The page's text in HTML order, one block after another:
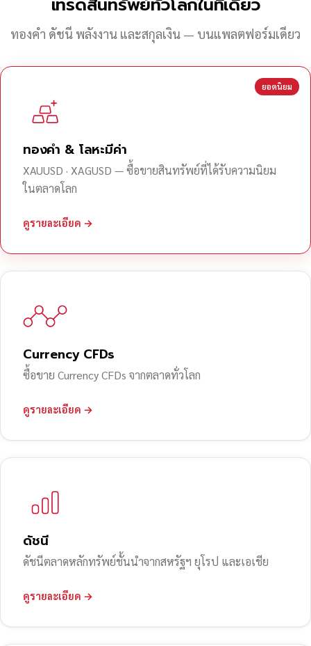
ทองคำ ดัชนี พลังงาน และสกุลเงิน — บนแพลตฟอร์มเดียว
ยอดนิยม
ทองคำ & โลหะมีค่า
XAUUSD · XAGUSD — ซื้อขายสินทรัพย์ที่ได้รับความนิยม
ในตลาดโลก
ดูรายละเอียด →
Currency CFDs
ซื้อขาย Currency CFDs จากตลาดทั่วโลก
ดูรายละเอียด →
ดัชนี
ดัชนีตลาดหลักทรัพย์ชั้นนำจากสหรัฐฯ ยุโรป และเอเชีย
ดูรายละเอียด →